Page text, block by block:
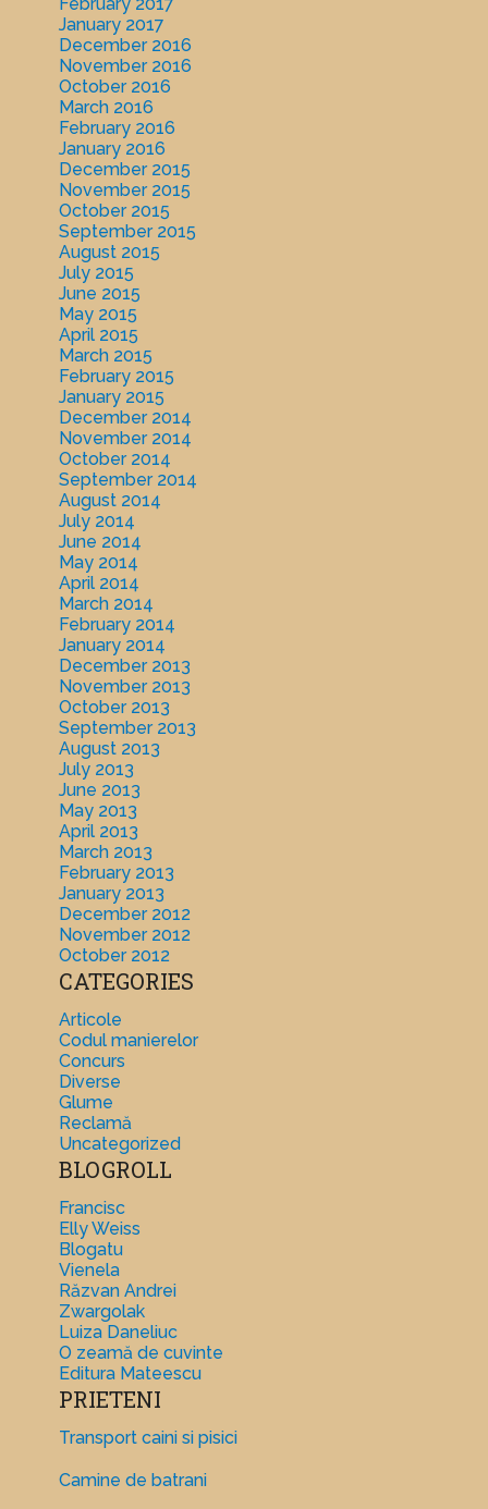
January 2017
December 2016
November 2016
October 2016
March 2016
February 2016
January 2016
December 2015
November 2015
October 2015
September 2015
August 2015
July 2015
June 2015
May 2015
April 2015
March 2015
February 2015
January 2015
December 2014
November 2014
October 2014
September 2014
August 2014
July 2014
June 2014
May 2014
April 2014
March 2014
February 2014
January 2014
December 2013
November 2013
October 2013
September 2013
August 2013
July 2013
June 2013
May 2013
April 2013
March 2013
February 2013
January 2013
December 2012
November 2012
October 2012
CATEGORIES
Articole
Codul manierelor
Concurs
Diverse
Glume
Reclamă
Uncategorized
BLOGROLL
Francisc
Elly Weiss
Blogatu
Vienela
Răzvan Andrei
Zwargolak
Luiza Daneliuc
O zeamă de cuvinte
Editura Mateescu
PRIETENI
Transport caini si pisici
Camine de batrani